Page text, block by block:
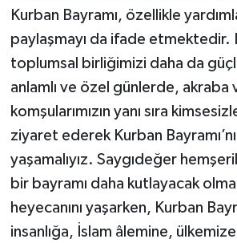
Kurban Bayramı, özellikle
paylaşmayı da ifade etmektedir.
toplumsal birliğimizi daha da
anlamlı ve özel günlerde, akraba
komşularımızın yanı sıra
ziyaret ederek Kurban
yaşamalıyız. Saygıdeğer
bir bayramı daha kutlayacak
heyecanını yaşarken, Kurban
insanlığa, İslam âlemine,